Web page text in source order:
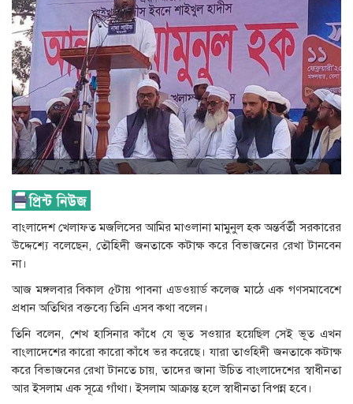
বাংলাদেশ খেলাফত মজলিসের আমির মাওলানা মামুনুল হক অন্তর্বর্তী সরকারের
উদ্দেশ্যে বলেছেন, তৌহিদী জনতাকে কটাক্ষ করে বিভাজনের রেখা টানবেন
না।
আজ মঙ্গলবার বিকাল ৫টায় পাবনা এডওয়ার্ড কলেজ মাঠে এক গণসমাবেশে
প্রধান অতিথির বক্তব্যে তিনি এসব কথা বলেন।
তিনি বলেন, শেখ হাসিনার কাঁধে যে ভূত সওয়ার হয়েছিল সেই ভূত এখন
বাংলাদেশের কারো কারো কাঁধে ভর করেছে। যারা তাওহিদী জনতাকে কটাক্ষ
করে বিভাজনের রেখা টানতে চায়, তাদের জানা উচিত বাংলাদেশের স্বাধীনতা
আর ইসলাম এক সূত্রে গাঁথা। ইসলাম আক্রান্ত হলে স্বাধীনতা বিপন্ন হবে।